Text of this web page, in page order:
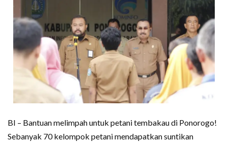
BI – Bantuan melimpah untuk petani tembakau di Ponorogo!
Sebanyak 70 kelompok petani mendapatkan suntikan